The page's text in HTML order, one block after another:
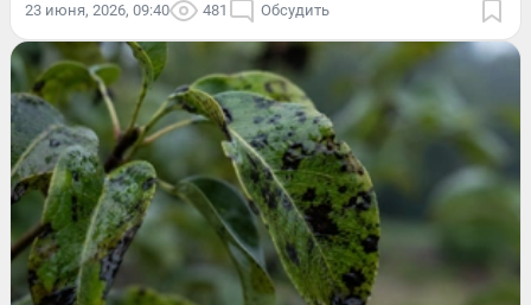
23 июня, 2026, 09:40 481 Обсудить